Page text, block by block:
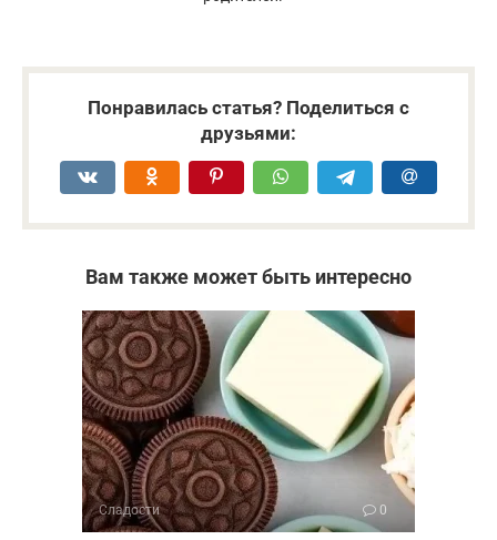
Понравилась статья? Поделиться с
друзьями:
Вам также может быть интересно
Сладости 0